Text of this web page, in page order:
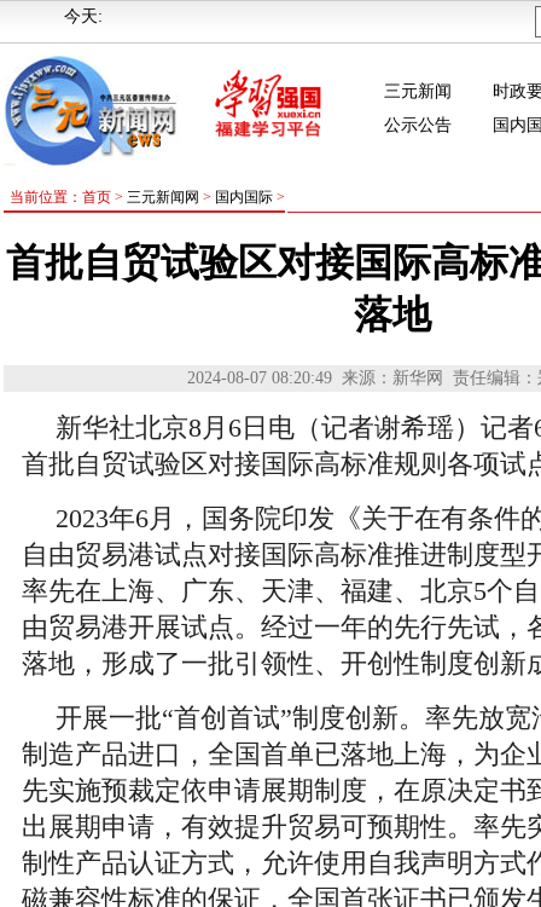
今天:
三元新闻
时政
公示公告
国内
当前位置：首页 > 三元新闻网 > 国内国际>
首批自贸试验区对接国际高标
落地
2024-08-07 08:20:49 来源：新华网 责任编辑
新华社北京8月6日电（记者谢希瑶）记
首批自贸试验区对接国际高标准规则各项试
2023年6月，国务院印发《关于在有条件
自由贸易港试点对接国际高标准推进制度型
率先在上海、广东、天津、福建、北京5个
由贸易港开展试点。经过一年的先行先试，
落地，形成了一批引领性、开创性制度创新
开展一批“首创首试”制度创新。率先放
制造产品进口，全国首单已落地上海，为企
先实施预裁定依申请展期制度，在原决定书
出展期申请，有效提升贸易可预期性。率先
制性产品认证方式，允许使用自我声明方式
磁兼容性标准的保证，全国首张证书已颁发